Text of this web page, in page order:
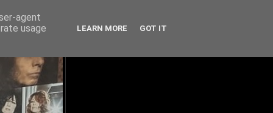
agent
usage
LEARN MORE GOT IT